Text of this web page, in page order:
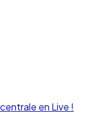
en Live !